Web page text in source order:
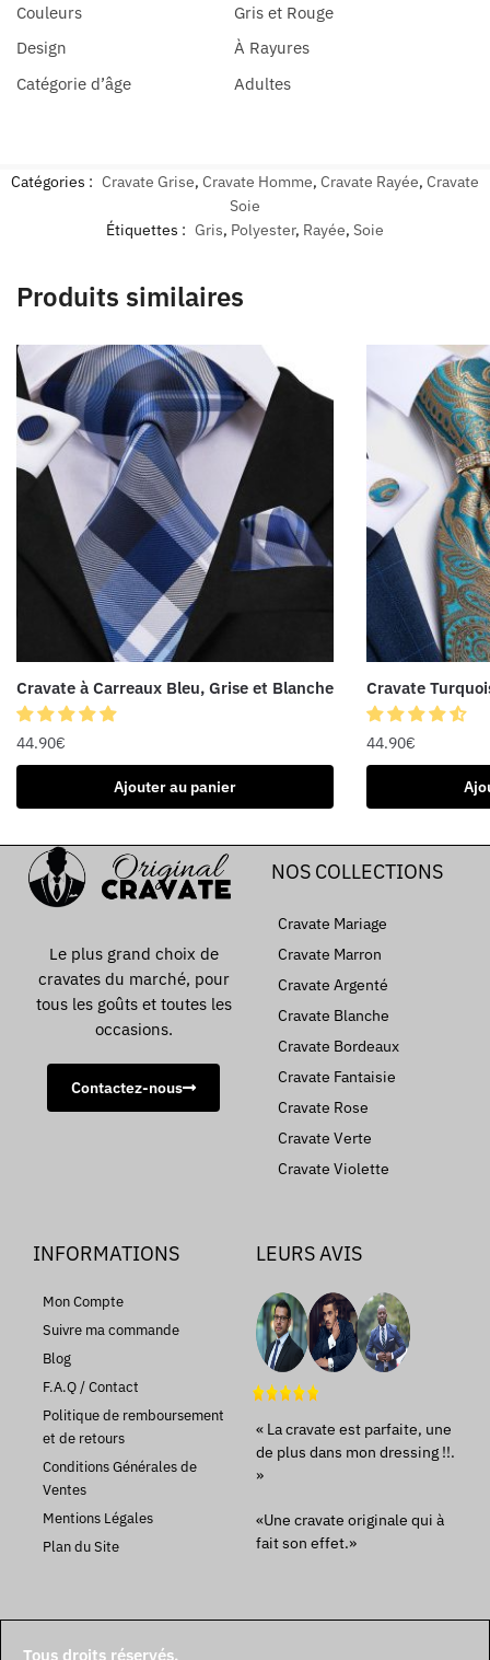
Couleurs
Gris et Rouge
Design
À Rayures
Catégorie d’âge
Adultes
Catégories : Cravate Grise, Cravate Homme, Cravate Rayée, Cravate
Soie
Étiquettes : Gris, Polyester, Rayée, Soie
Produits similaires
Cravate à Carreaux Bleu, Grise et Blanche
44.90€
Ajouter au panier
Cravate
44.90€
Le plus grand choix de
cravates du marché, pour
tous les goûts et toutes les
occasions.
Contactez-nous
NOS COLLECTIONS
Cravate Mariage
Cravate Marron
Cravate Argenté
Cravate Blanche
Cravate Bordeaux
Cravate Fantaisie
Cravate Rose
Cravate Verte
Cravate Violette
INFORMATIONS
Mon Compte
Suivre ma commande
Blog
F.A.Q / Contact
Politique de remboursement
et de retours
Conditions Générales de
Ventes
Mentions Légales
Plan du Site
LEURS AVIS
« La cravate est parfaite, une
de plus dans mon dressing !!.
»
«Une cravate originale qui à
fait son effet.»
Tous droits réservés.